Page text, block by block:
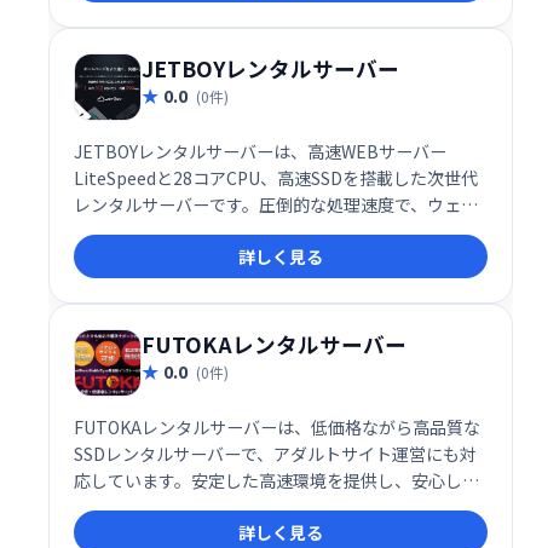
も無料で提供。手軽に高機能なウェブサイトを構築可
能です。
JETBOYレンタルサーバー
0.0 (0件)
JETBOYレンタルサーバーは、高速WEBサーバー
LiteSpeedと28コアCPU、高速SSDを搭載した次世代
レンタルサーバーです。圧倒的な処理速度で、ウェブ
サイトの快適な運用をサポートします。
詳しく見る
FUTOKAレンタルサーバー
0.0 (0件)
FUTOKAレンタルサーバーは、低価格ながら高品質な
SSDレンタルサーバーで、アダルトサイト運営にも対
応しています。安定した高速環境を提供し、安心して
ウェブサイトを運用できる環境をお探しの方におすす
めです。
詳しく見る